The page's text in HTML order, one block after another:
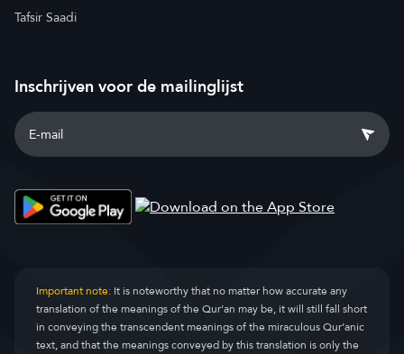
Tafsir Saadi
Inschrijven voor de mailinglijst
Important note:It is noteworthy that no matter how accurate any
translation of the meanings of the Qur’an may be, it will still fall short
in conveying the transcendent meanings of the miraculous Qur’anic
text, and that the meanings conveyed by this translation is only the